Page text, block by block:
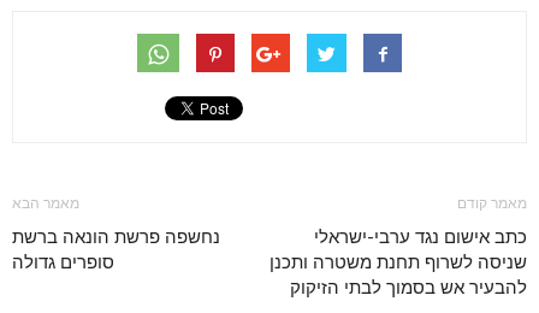
מאמר קודם
כתב אישום נגד ערבי-ישראלי
שניסה לשרוף תחנת משטרה ותכנן
להבעיר אש בסמוך לבתי הזיקוק
מאמר הבא
נחשפה פרשת הונאה ברשת
סופרים גדולה